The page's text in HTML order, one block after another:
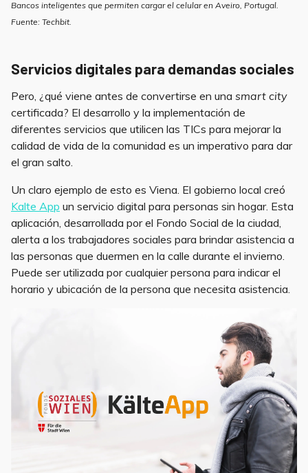
Bancos inteligentes que permiten cargar el celular en Aveiro, Portugal.
Fuente: Techbit.
Servicios digitales para demandas sociales
Pero, ¿qué viene antes de convertirse en una smart city
certificada? El desarrollo y la implementación de
diferentes servicios que utilicen las TICs para mejorar la
calidad de vida de la comunidad es un imperativo para dar
el gran salto.
Un claro ejemplo de esto es Viena. El gobierno local creó
Kalte App un servicio digital para personas sin hogar. Esta
aplicación, desarrollada por el Fondo Social de la ciudad,
alerta a los trabajadores sociales para brindar asistencia a
las personas que duermen en la calle durante el invierno.
Puede ser utilizada por cualquier persona para indicar el
horario y ubicación de la persona que necesita asistencia.